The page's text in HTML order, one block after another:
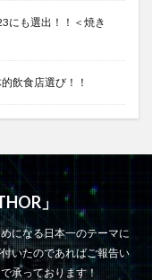
にも選出！！＜焼き
飲食店選び！！
」
になる日本一のテーマに
いたのであればご報告い
承っております！